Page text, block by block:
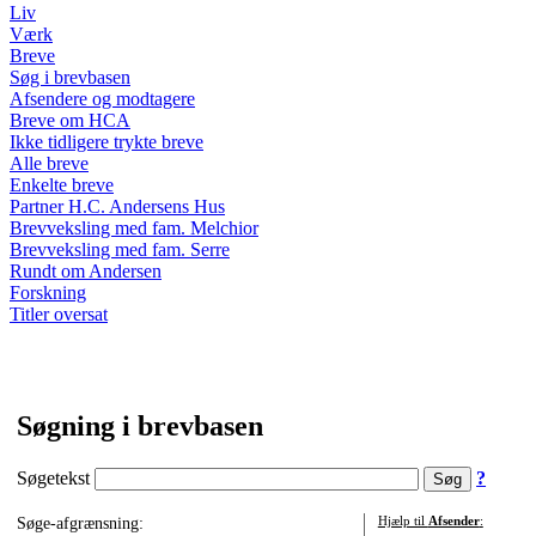
Liv
Værk
Breve
Søg i brevbasen
Afsendere og modtagere
Breve om HCA
Ikke tidligere trykte breve
Alle breve
Enkelte breve
Partner H.C. Andersens Hus
Brevveksling med fam. Melchior
Brevveksling med fam. Serre
Rundt om Andersen
Forskning
Titler oversat
Søgning i brevbasen
Søgetekst ?
Søge-afgrænsning:
Hjælp til Afsender: